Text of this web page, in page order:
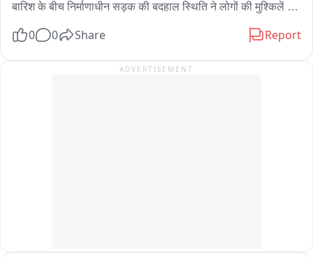
बारिश के बीच निर्माणाधीन सड़क की बदहाल स्थिति ने लोगों की मुश्किलें
सड़क निर्माण कार्य में तेजी और स्थायी समाधान की मांग की। पुलिस ने मौके
0 0 Share Report
ADVERTISEMENT